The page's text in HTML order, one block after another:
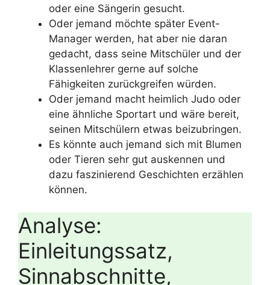
oder eine Sängerin gesucht.
Oder jemand möchte später Event-
Manager werden, hat aber nie daran
gedacht, dass seine Mitschüler und der
Klassenlehrer gerne auf solche
Fähigkeiten zurückgreifen würden.
Oder jemand macht heimlich Judo oder
eine ähnliche Sportart und wäre bereit,
seinen Mitschülern etwas beizubringen.
Es könnte auch jemand sich mit Blumen
oder Tieren sehr gut auskennen und
dazu faszinierend Geschichten erzählen
können.
Analyse:
Einleitungssatz,
Sinnabschnitte,